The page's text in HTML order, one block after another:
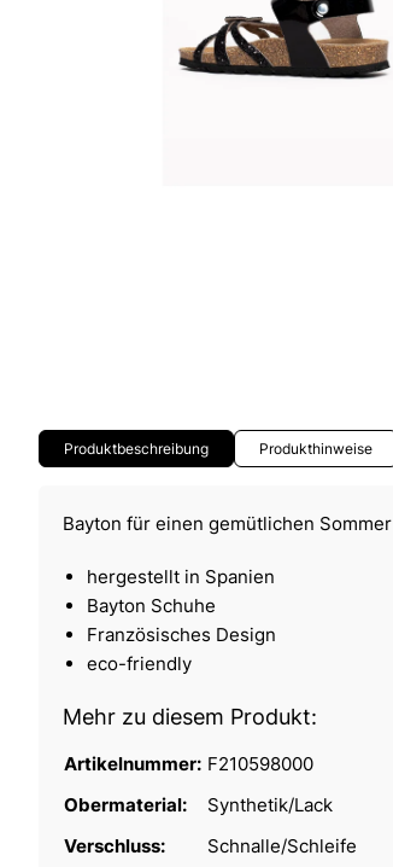
Produktbeschreibung Produkthinweise
Bayton für einen gemütlichen Sommer
hergestellt in Spanien
Bayton Schuhe
Französisches Design
eco-friendly
Mehr zu diesem Produkt:
Artikelnummer: F210598000
Obermaterial:
Synthetik/Lack
Verschluss:
Schnalle/Schleife